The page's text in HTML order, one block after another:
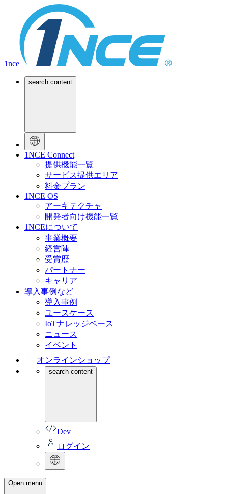
1nce
search content
1NCE Connect
提供機能一覧
サービス提供エリア
料金プラン
1NCE OS
アーキテクチャ
開発者向け機能一覧
1NCEについて
事業概要
経営陣
受賞歴
パートナー
キャリア
導入事例など
導入事例
ユースケース
IoTナレッジベース
ニュース
イベント
オンラインショップ
search content
Dev
ログイン
Open menu